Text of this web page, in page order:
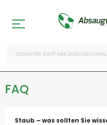
FAQ
Staub – was sollten Sie